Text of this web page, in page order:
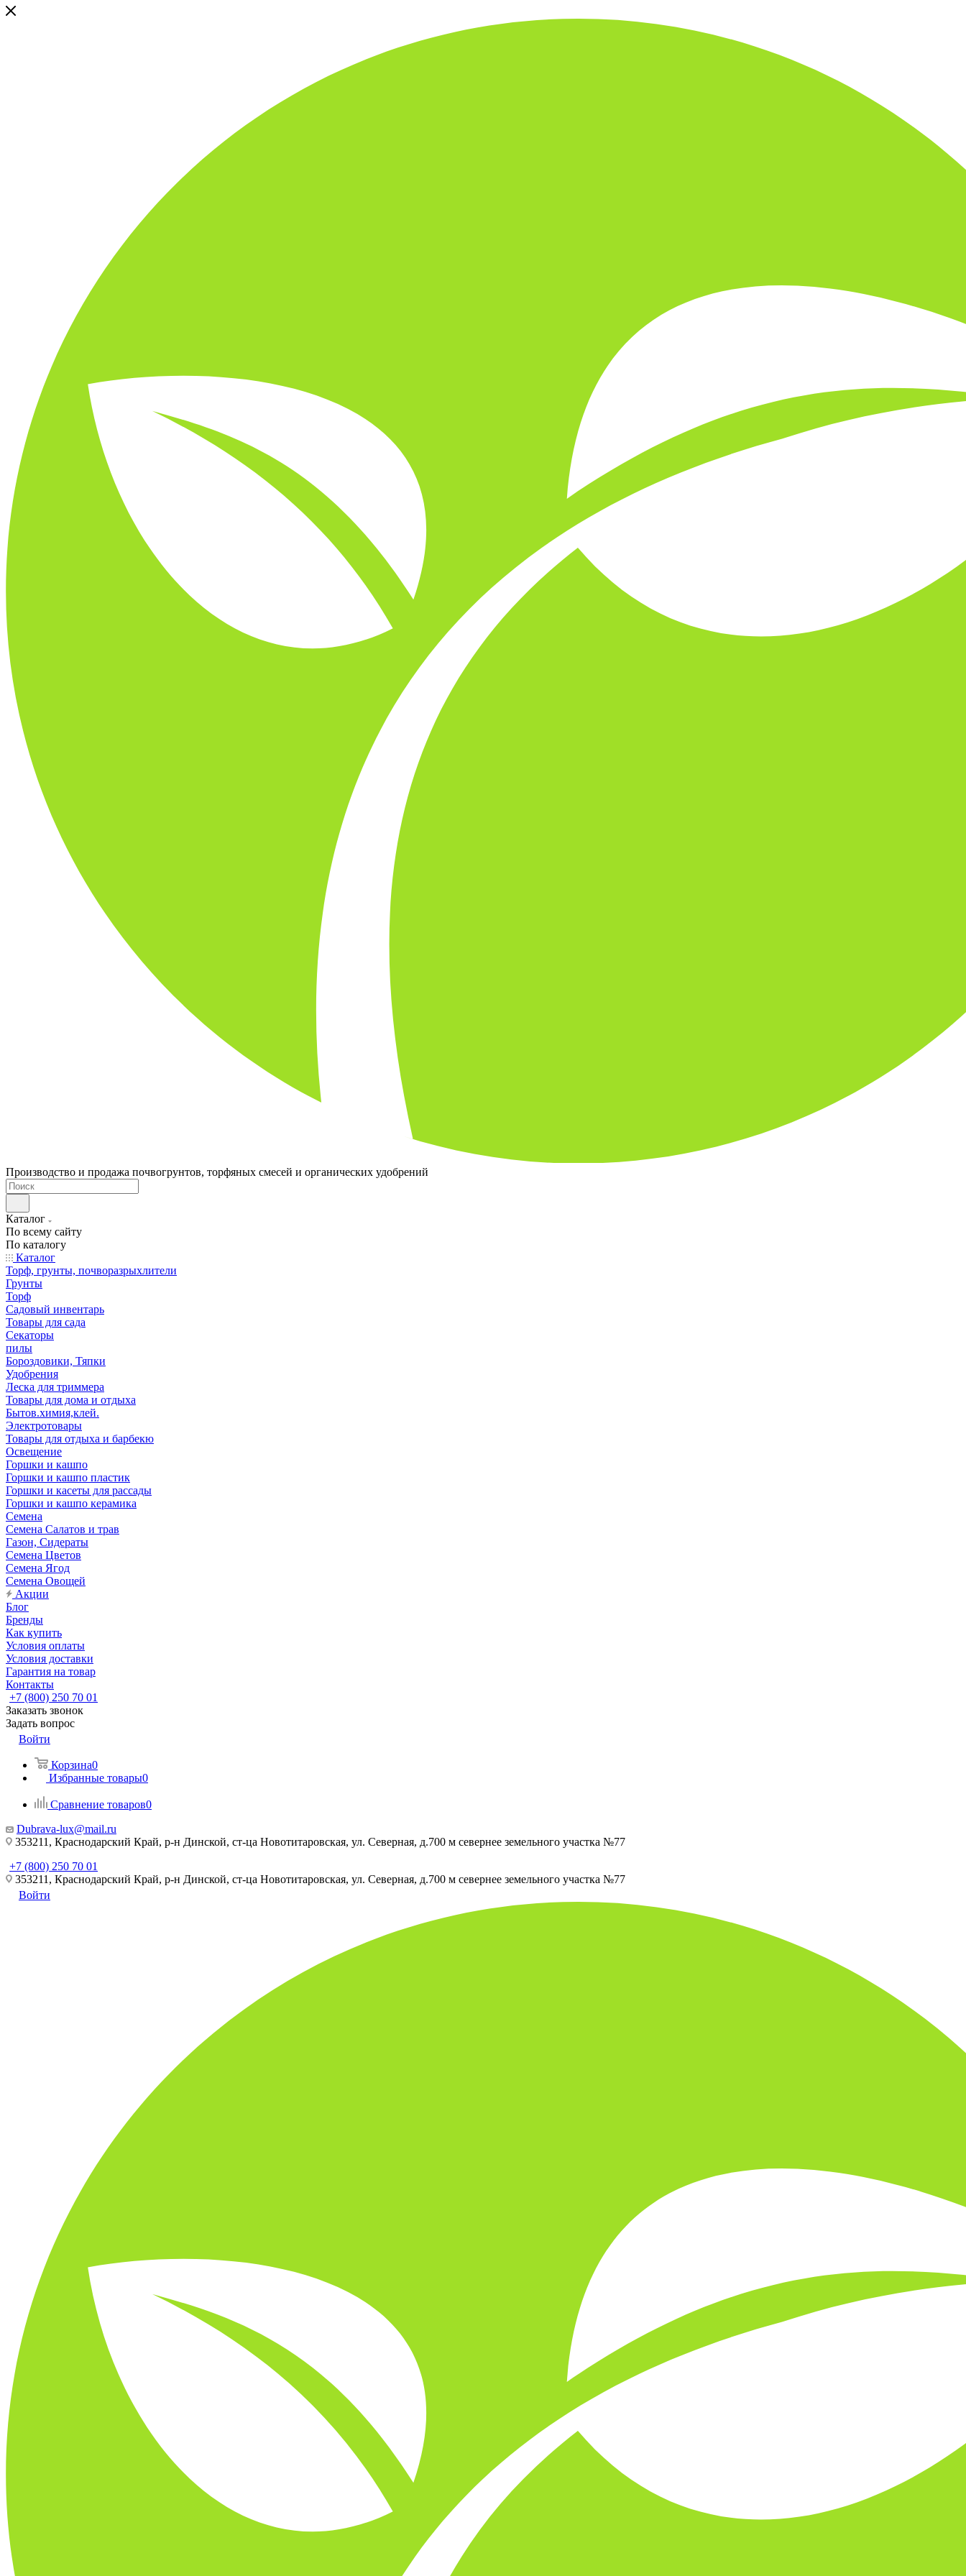
Производство и продажа почвогрунтов, торфяных смесей и органических удобрений
Каталог
По всему сайту
По каталогу
Каталог
Торф, грунты, почворазрыхлители
Грунты
Торф
Садовый инвентарь
Товары для сада
Секаторы
пилы
Бороздовики, Тяпки
Удобрения
Леска для триммера
Товары для дома и отдыха
Бытов.химия,клей.
Электротовары
Товары для отдыха и барбекю
Освещение
Горшки и кашпо
Горшки и кашпо пластик
Горшки и касеты для рассады
Горшки и кашпо керамика
Семена
Семена Салатов и трав
Газон, Сидераты
Семена Цветов
Семена Ягод
Семена Овощей
Акции
Блог
Бренды
Как купить
Условия оплаты
Условия доставки
Гарантия на товар
Контакты
+7 (800) 250 70 01
Заказать звонок
Задать вопрос
Войти
Корзина0
Избранные товары0
Сравнение товаров0
Dubrava-lux@mail.ru
353211, Краснодарский Край, р-н Динской, ст-ца Новотитаровская, ул. Северная, д.700 м севернее земельного участка №77
+7 (800) 250 70 01
353211, Краснодарский Край, р-н Динской, ст-ца Новотитаровская, ул. Северная, д.700 м севернее земельного участка №77
Войти